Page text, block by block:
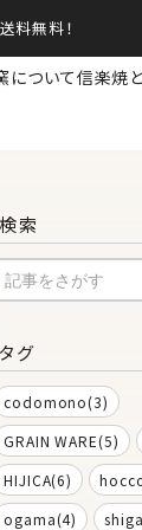
料無料！
について信楽焼
検索
タグ
codomono(3)
GRAIN WARE(5)
HIJICA(6)
ogama(4)